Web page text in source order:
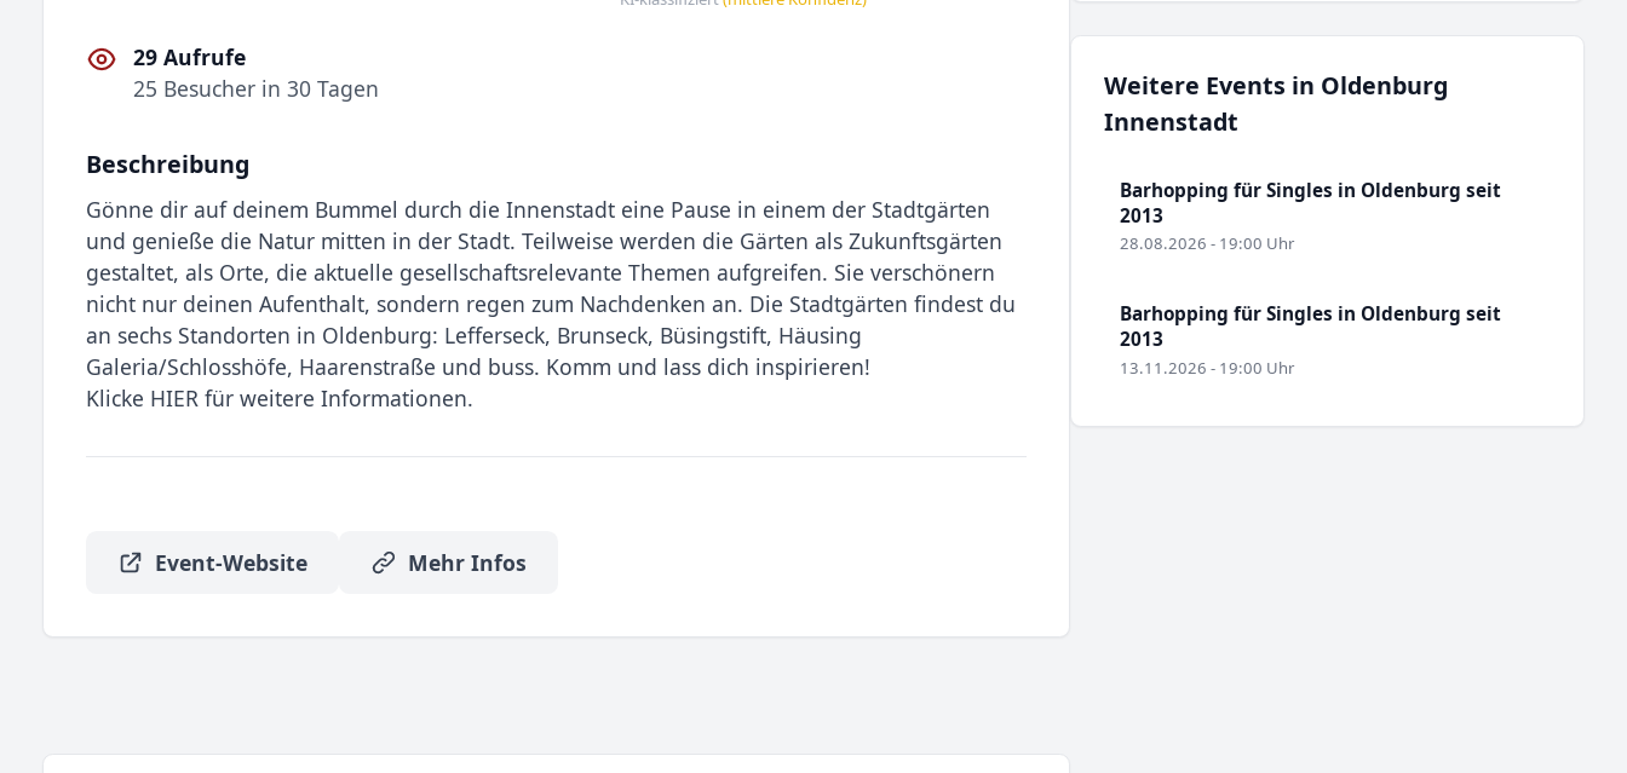
29 Aufrufe
25 Besucher in 30 Tagen
Beschreibung
Gönne dir auf deinem Bummel durch die Innenstadt eine Pause in einem der Stadtgärten
und genieße die Natur mitten in der Stadt. Teilweise werden die Gärten als Zukunftsgärten
gestaltet, als Orte, die aktuelle gesellschaftsrelevante Themen aufgreifen. Sie verschönern
nicht nur deinen Aufenthalt, sondern regen zum Nachdenken an. Die Stadtgärten findest du
an sechs Standorten in Oldenburg: Lefferseck, Brunseck, Büsingstift, Häusing
Galeria/Schlosshöfe, Haarenstraße und buss. Komm und lass dich inspirieren!
Klicke HIER für weitere Informationen.
Event-Website Mehr Infos
Weitere Events in Oldenburg
Innenstadt
Barhopping für Singles in Oldenburg seit
2013
28.08.2026 - 19:00 Uhr
Barhopping für Singles in Oldenburg seit
2013
13.11.2026 - 19:00 Uhr